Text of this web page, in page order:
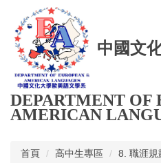
主
區
中國文
DEPARTMENT OF
AMERICAN
首頁 高中生專區 8. 職涯規